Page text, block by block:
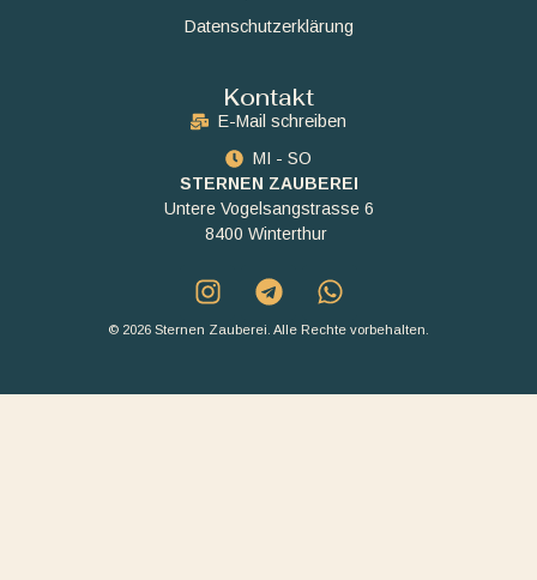
Datenschutzerklärung
Kontakt
E-Mail schreiben
MI - SO
STERNEN ZAUBEREI
Untere Vogelsangstrasse 6
8400 Winterthur
© 2026 Sternen Zauberei. Alle Rechte vorbehalten.